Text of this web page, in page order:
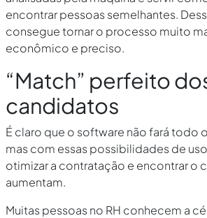
encontrar pessoas semelhantes.
consegue tornar o processo muito
econômico e preciso.
“Match” perfeito
candidatos
É claro que o software não fará todo
mas com essas possibilidades de
otimizar a contratação e encontrar o
aumentam.
Muitas pessoas no RH conhecem a